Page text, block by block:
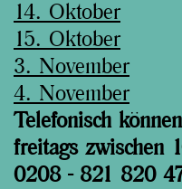
14. Oktober
15. Oktober
3. November
4. November
Telefonisch
freitags zwischen
0208 - 821 820